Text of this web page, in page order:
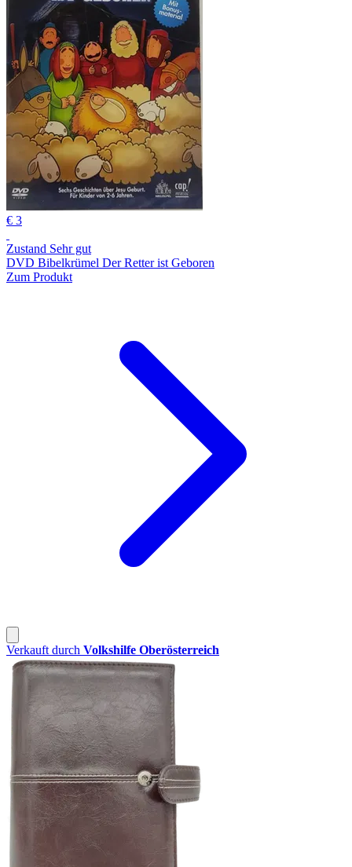
€ 3
Zustand Sehr gut
DVD Bibelkrümel Der Retter ist Geboren
Zum Produkt
Verkauft durch Volkshilfe Oberösterreich